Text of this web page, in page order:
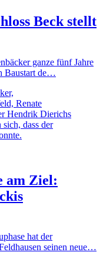
Beck stellt
ganze fünf Jahre
Baustart de…
am Ziel:
hat der
seinen neue…